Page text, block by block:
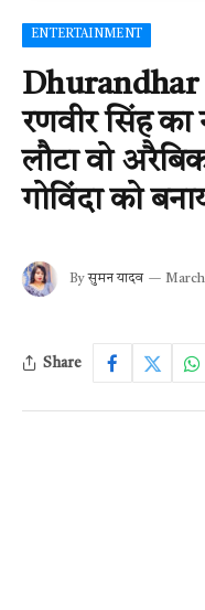
ENTERTAINMENT
Dhurandhar
रणवीर सिंह
लौटा वो
गोविंदा को
By सुमन यादव March
Share